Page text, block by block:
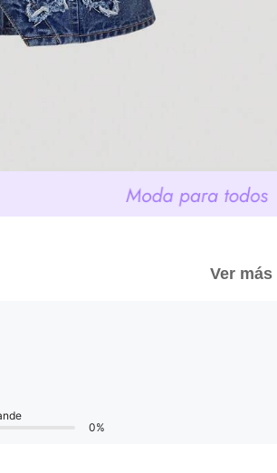
Ver más
0%